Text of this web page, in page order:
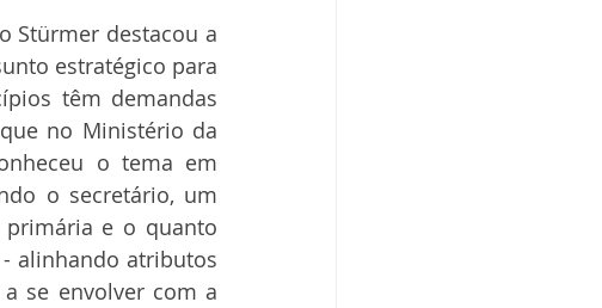
Stürmer destacou a
estratégico para
têm demandas
no Ministério da
o tema em
o secretário, um
e o quanto
alinhando atributos
se envolver com a